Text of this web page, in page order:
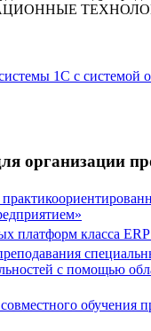
1С с системой
организации
платформ класса
с помощью
обучения